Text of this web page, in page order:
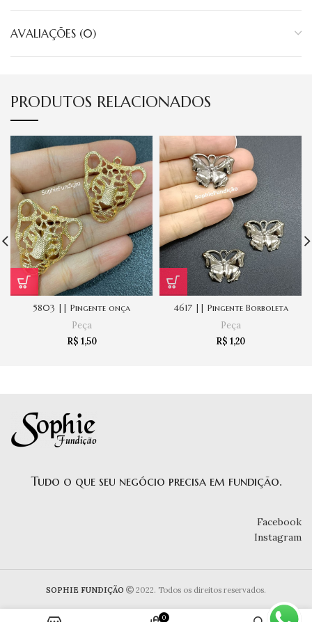
AVALIAÇÕES (0)
PRODUTOS RELACIONADOS
5803 || Pingente onça
Peça
R$ 1,50
4617 || Pingente Borboleta
Peça
R$ 1,20
Tudo o que seu negócio precisa em fundição.
Facebook
Instagram
SOPHIE FUNDIÇÃO 2022. Todos os direitos reservados.
0